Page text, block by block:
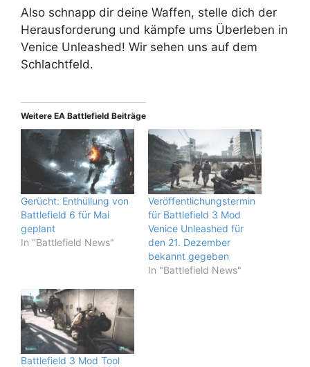
Also schnapp dir deine Waffen, stelle dich der
Herausforderung und kämpfe ums Überleben in
Venice Unleashed! Wir sehen uns auf dem
Schlachtfeld.
Weitere EA Battlefield Beiträge
Gerücht: Enthüllung von
Battlefield 6 für Mai
geplant
In "Battlefield News"
Veröffentlichungstermin
für Battlefield 3 Mod
Venice Unleashed für
den 21. Dezember
bekannt gegeben
In "Battlefield News"
Battlefield 3 Mod Tool